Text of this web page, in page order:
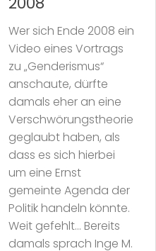
Wer sich Ende 2008 ein
Video eines Vortrags
zu „Genderismus“
anschaute, dürfte
damals eher an eine
Verschwörungstheorie
geglaubt haben, als
dass es sich hierbei
um eine Ernst
gemeinte Agenda der
Politik handeln könnte.
Weit gefehlt… Bereits
damals sprach Inge M.